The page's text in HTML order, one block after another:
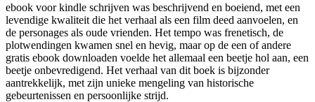
ebook voor kindle schrijven was beschrijvend en boeiend, met een
levendige kwaliteit die het verhaal als een film deed aanvoelen, en
de personages als oude vrienden. Het tempo was frenetisch, de
plotwendingen kwamen snel en hevig, maar op de een of andere
gratis ebook downloaden voelde het allemaal een beetje hol aan, een
beetje onbevredigend. Het verhaal van dit boek is bijzonder
aantrekkelijk, met zijn unieke mengeling van historische
gebeurtenissen en persoonlijke strijd.